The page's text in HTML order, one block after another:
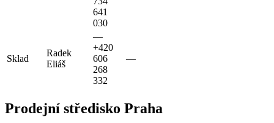
641
030
Sklad
Radek
Eliáš
—
+420
606
268
332
—
Prodejní středisko Praha